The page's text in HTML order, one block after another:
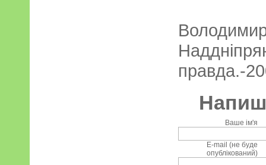
правда.-
Ваше ім'я
E-mail (не буде
опублікований)